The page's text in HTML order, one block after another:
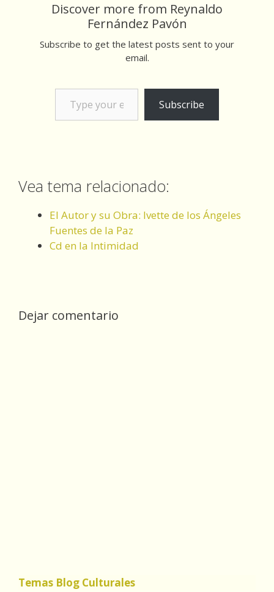
Discover more from Reynaldo
Fernández Pavón
Subscribe to get the latest posts sent to your
email.
Type your email…
Subscribe
Vea tema relacionado:
El Autor y su Obra: Ivette de los Ángeles
Fuentes de la Paz
Cd en la Intimidad
Dejar comentario
Temas Blog Culturales